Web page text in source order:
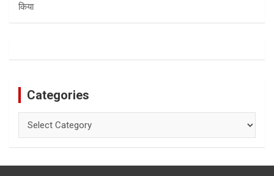
किया
Categories